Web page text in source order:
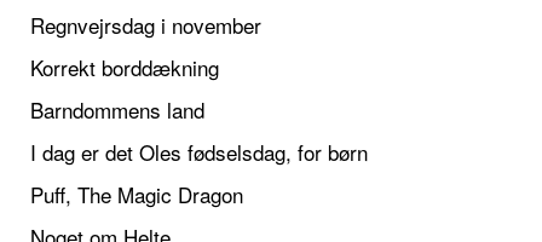
Regnvejrsdag i november
Korrekt borddækning
Barndommens land
I dag er det Oles fødselsdag, for børn
Puff, The Magic Dragon